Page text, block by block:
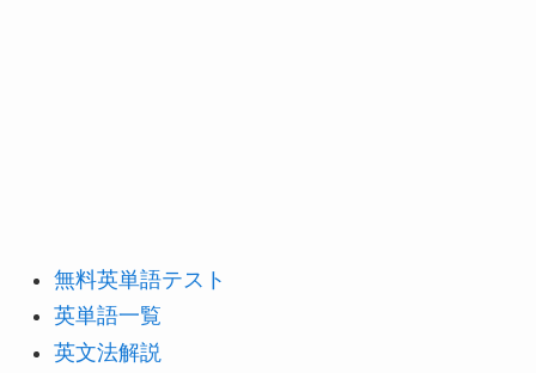
無料英単語テスト
英単語一覧
英文法解説